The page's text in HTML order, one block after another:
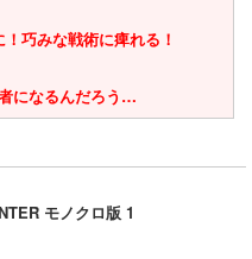
巧みな戦術に痺れる！
になるんだろう…
モノクロ版 1